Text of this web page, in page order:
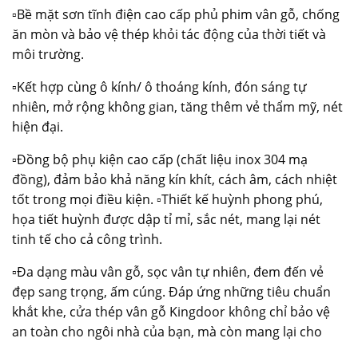
▫️Bề mặt sơn tĩnh điện cao cấp phủ phim vân gỗ, chống
ăn mòn và bảo vệ thép khỏi tác động của thời tiết và
môi trường.
▫️Kết hợp cùng ô kính/ ô thoáng kính, đón sáng tự
nhiên, mở rộng không gian, tăng thêm vẻ thẩm mỹ, nét
hiện đại.
▫️Đồng bộ phụ kiện cao cấp (chất liệu inox 304 mạ
đồng), đảm bảo khả năng kín khít, cách âm, cách nhiệt
tốt trong mọi điều kiện. ▫️Thiết kế huỳnh phong phú,
họa tiết huỳnh được dập tỉ mỉ, sắc nét, mang lại nét
tinh tế cho cả công trình.
▫️Đa dạng màu vân gỗ, sọc vân tự nhiên, đem đến vẻ
đẹp sang trọng, ấm cúng. Đáp ứng những tiêu chuẩn
khắt khe, cửa thép vân gỗ Kingdoor không chỉ bảo vệ
an toàn cho ngôi nhà của bạn, mà còn mang lại cho